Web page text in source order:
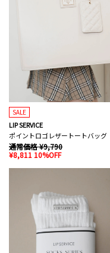
SALE
LIP SERVICE
ポイントロゴレザートートバッグ
通常価格 ¥9,790
¥8,811 10%OFF